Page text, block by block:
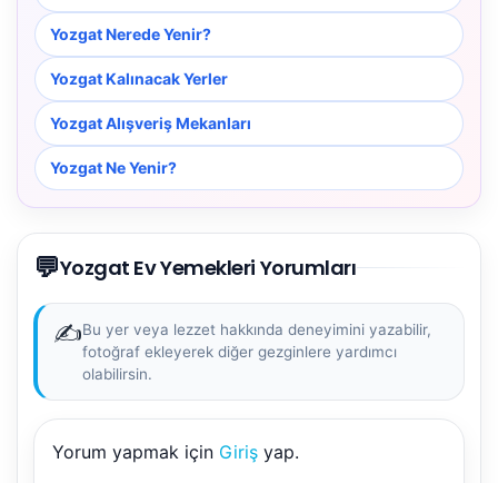
Yozgat Nerede Yenir?
Yozgat Kalınacak Yerler
Yozgat Alışveriş Mekanları
Yozgat Ne Yenir?
💬Yozgat Ev Yemekleri Yorumları
✍️Bu yer veya lezzet hakkında deneyimini yazabilir,
fotoğraf ekleyerek diğer gezginlere yardımcı
olabilirsin.
Yorum yapmak için Giriş yap.